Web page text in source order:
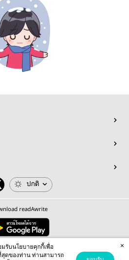
ปกติ
readAwrite
Corporation Public Company Limited
and the Google Privacy Policy Terms of Serviceapply.
รับนโยบายคุกกี้เพื่อ
ดของท่าน ท่านสามารถ
×